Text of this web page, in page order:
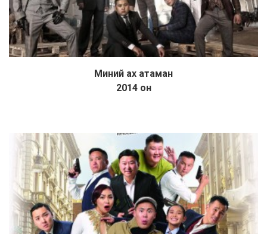
ДэлгэрэнгүйМиний ах атаман
2014 он